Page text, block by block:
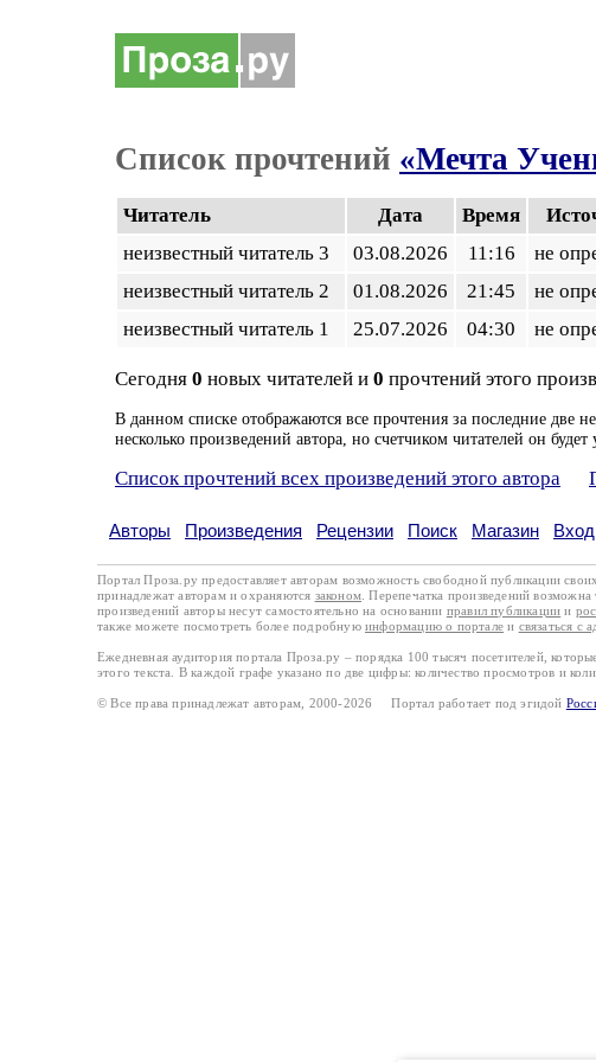
Список прочтений «Мечта
Читатель Дата Время
неизвестный читатель 3
03.08.2026 11:16
не
неизвестный читатель 2
01.08.2026 21:45
не
неизвестный читатель 1
25.07.2026 04:30 не
Сегодня 0 новых читателей и 0 прочтений этого
В данном списке отображаются все прочтения за последние две
несколько произведений автора, но счетчиком читателей он
Список прочтений всех произведений этого автора
Авторы Произведения Рецензии Поиск Магазин
Портал Проза.ру предоставляет авторам возможность свободной публикации
принадлежат авторам и охраняются законом . Перепечатка произведений
произведений авторы несут самостоятельно на основании правил публикации и
также можете посмотреть более подробную информацию о портале и связаться с
Ежедневная аудитория портала Проза.ру – порядка 100 тысяч посетителей,
этого текста. В каждой графе указано по две цифры: количество просмотров и
© Все права принадлежат авторам, 2000-2026 Портал работает под эгидой